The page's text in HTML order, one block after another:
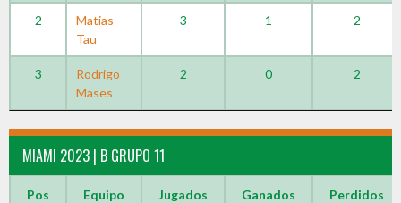
2
Matias
Tau
3 1 2
3
Rodrigo
Mases
2 0 2
MIAMI 2023 | B GRUPO 11
Pos Equipo Jugados Ganados Perdidos